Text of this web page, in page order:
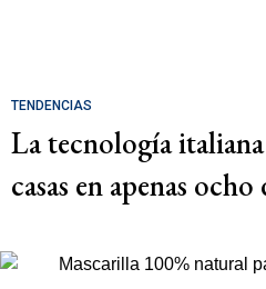
TENDENCIAS
La tecnología
casas en apenas ocho